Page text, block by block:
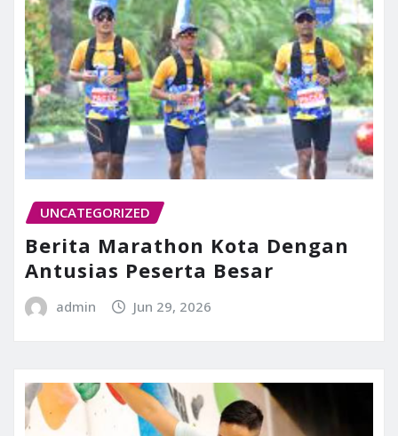
UNCATEGORIZED
Berita Marathon Kota Dengan
Antusias Peserta Besar
admin Jun 29, 2026